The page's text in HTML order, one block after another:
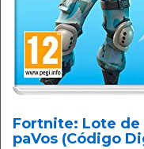
Fortnite: Lote de
paVos (Código